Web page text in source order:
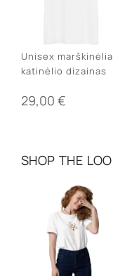
Unisex
katinėlio dizainas
29,00 €
SHOP THE